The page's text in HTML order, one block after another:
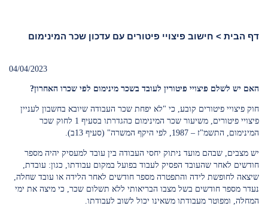
דף הבית > חישוב פיצויי פיטורים עם עדכון שכר המינימום
04/04/2023
האם יש לשלם פיצויי פיטורין לעובד בשכר מינימום לפי שכרו האחרון?
חוק פיצויי פיטורים קובע, כי "לא יפחת שכר העבודה שיובא בחשבון לעניין
פיצויי פיטורים, משיעור שכר המינימום כהגדרתו בסעיף 1 לחוק שכר
המינימום, התשמ"ז – 1987, לפי היקף המשרה" (סעיף 13ב).
יש מצבים, שבהם מועד ניתוק יחסי העבודה בין עובד למעסיק יהיה מספר
חודשים לאחר שהעובד הפסיק לעבוד בפועל במקום עבודתו, כגון: עובדת,
שיצאה לחופשת לידה והתפטרה מספר חודשים לאחר הלידה או עובד שחלה,
נעדר מספר חודשים בשל מצבו הבריאותי ללא תשלום שכר, כי מיצה את ימי
המחלה, ומפוטר מעבודתו משאינו יכול לשוב לעבודתו.